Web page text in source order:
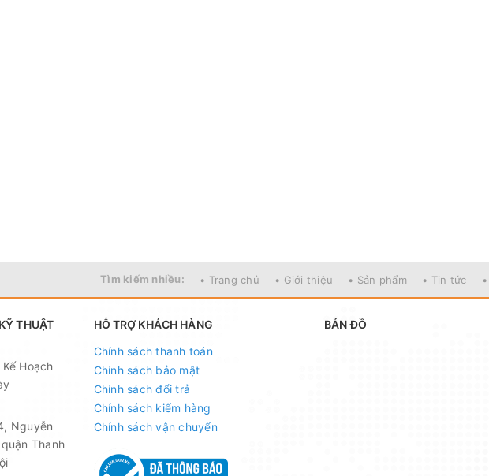
loại máy cắt Carton khác nhau cũng như có không ít những đơn vị phân phối các sản
được một máy cắt Carton chất lượng với mức giá phù hợp nhất, quý khách nên lưu ý một
mục đích sử dụng.
hợp cho hoạt động kinh doanh của bạn.
về thiết bị này, hãy đi chọn máy cùng với những người đã có hiểu biết về máy hủy Carton
Tìm kiếm nhiều: • Trang chủ • Giới thiệu • Sản phẩm • Tin tức
THUẬT
Hoạch
Nguyễn
Thanh
HỖ TRỢ KHÁCH HÀNG
Chính sách thanh toán
Chính sách bảo mật
Chính sách đổi trả
Chính sách kiểm hàng
Chính sách vận chuyển
BẢN ĐỒ